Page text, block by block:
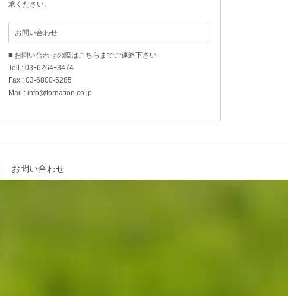
承ください。
お問い合わせ
■ お問い合わせの際はこちらまでご連絡下さい
Tell : 03ｰ6264ｰ3474
Fax : 03-6800-5285
Mail : info@fornation.co.jp
お問い合わせ